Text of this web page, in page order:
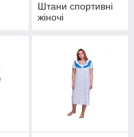
Штани спортивні
жіночі